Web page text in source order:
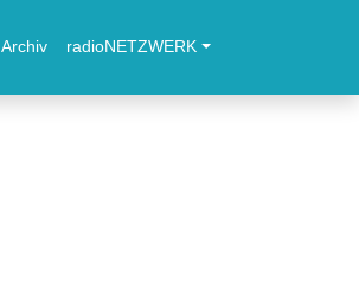
Archiv radioNETZWERK